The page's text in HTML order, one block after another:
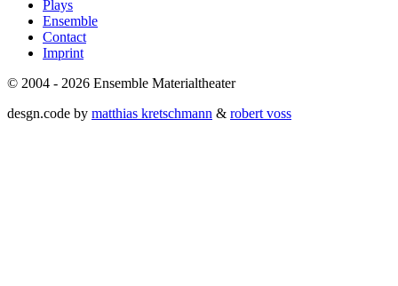
Plays
Ensemble
Contact
Imprint
© 2004 - 2026 Ensemble Materialtheater
desgn.code by matthias kretschmann & robert voss